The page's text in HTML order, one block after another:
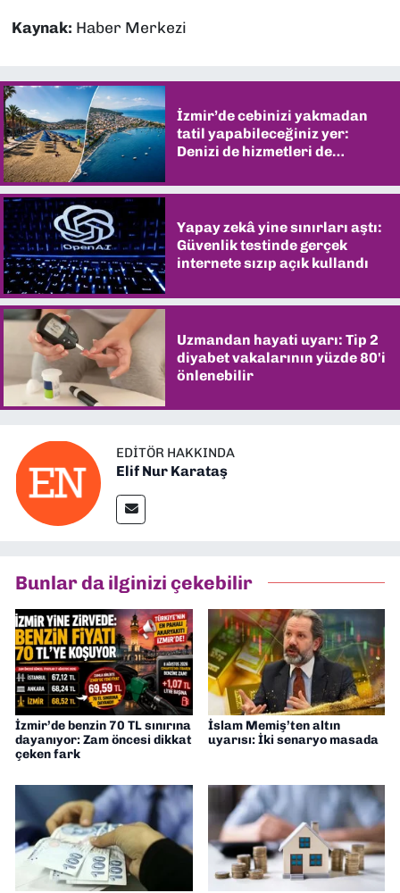
Kaynak: Haber Merkezi
İzmir’de cebinizi yakmadan
tatil yapabileceğiniz yer:
Denizi de hizmetleri de
Yapay zekâ yine sınırları aştı:
Güvenlik testinde gerçek
internete sızıp açık kullandı
Uzmandan hayati uyarı: Tip 2
diyabet vakalarının yüzde 80'i
önlenebilir
EDITÖR HAKKINDA
Elif Nur Karataş
Bunlar da ilginizi çekebilir
İzmir’de benzin 70 TL sınırına
dayanıyor: Zam öncesi dikkat
çeken fark
İslam Memiş’ten altın
uyarısı: İki senaryo masada